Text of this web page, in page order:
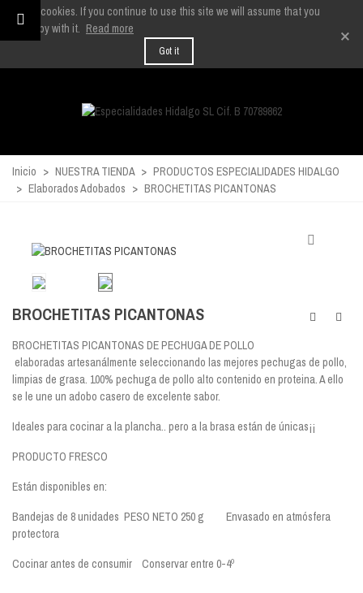
We use cookies. If you continue to use this site we will assume that you
are happy with it. Read more
Got it
×
Inicio > NUESTRA TIENDA > PRODUCTOS ESPECIALIDADES HIDALGO
> Elaborados Adobados > BROCHETITAS PICANTONAS
BROCHETITAS PICANTONAS
BROCHETITAS PICANTONAS DE PECHUGA DE POLLO
elaboradas artesanálmente seleccionando las mejores pechugas de pollo,
limpias de grasa. 100% pechuga de pollo alto contenido en proteina. A ello
se le une un adobo casero de excelente sabor.
Ideales para cocinar a la plancha.. pero a la brasa están de únicas¡¡
PRODUCTO FRESCO
Están disponibles en:
Bandejas de 8 unidades PESO NETO 250 g Envasado en atmósfera
protectora
Cocinar antes de consumir Conservar entre 0-4º